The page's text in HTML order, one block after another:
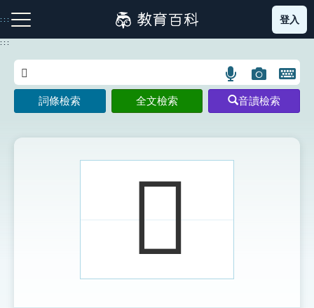
到
主
:::
注音索引圖示 筆畫索引圖示 部首索引表圖示
登入
:::
語
言
搜
示
圖
片
搜
開
鍵
圖
詞條檢索 全文檢索 音讀檢索
𠬪